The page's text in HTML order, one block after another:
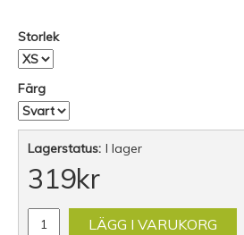
Storlek
Färg
Lagerstatus: I lager
319kr
LÄGG I VARUKORG